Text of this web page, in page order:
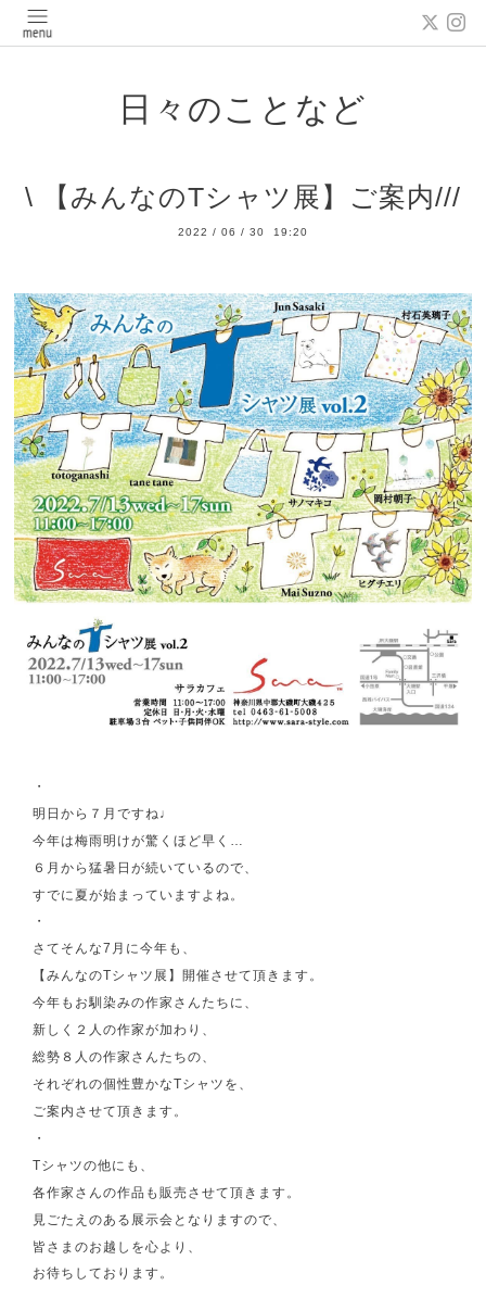
日々のことなど
\ 【みんなのTシャツ展】ご案内///
2022 / 06 / 30 19:20
・
明日から７月ですね♩
今年は梅雨明けが驚くほど早く…
６月から猛暑日が続いているので、
すでに夏が始まっていますよね。
・
さてそんな7月に今年も、
【みんなのTシャツ展】開催させて頂きます。
今年もお馴染みの作家さんたちに、
新しく２人の作家が加わり、
総勢８人の作家さんたちの、
それぞれの個性豊かなTシャツを、
ご案内させて頂きます。
・
Tシャツの他にも、
各作家さんの作品も販売させて頂きます。
見ごたえのある展示会となりますので、
皆さまのお越しを心より、
お待ちしております。